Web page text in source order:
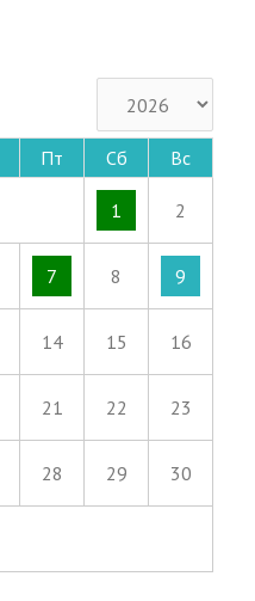
Пт Сб Вс
1 2
7 8 9
14 15 16
21 22 23
28 29 30